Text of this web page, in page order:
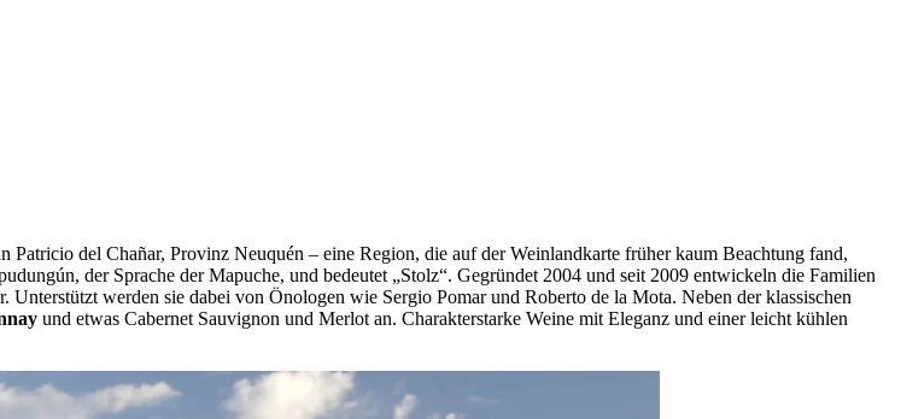
Patricio del Chañar, Provinz Neuquén – eine Region, die auf der Weinlandkarte früher kaum Beachtung fand,
der Sprache der Mapuche, und bedeutet „Stolz“. Gegründet 2004 und seit 2009 entwickeln die Familien
werden sie dabei von Önologen wie Sergio Pomar und Roberto de la Mota. Neben der klassischen
und etwas Cabernet Sauvignon und Merlot an. Charakterstarke Weine mit Eleganz und einer leicht kühlen